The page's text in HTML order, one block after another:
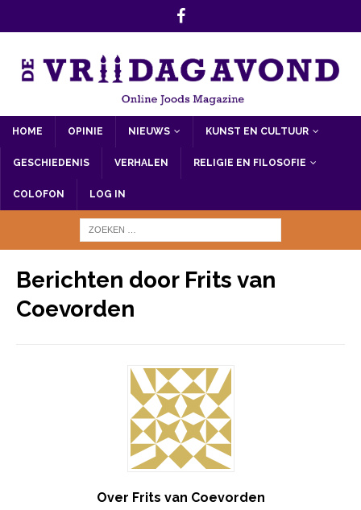
HOME OPINIE NIEUWS KUNST EN CULTUUR
GESCHIEDENIS VERHALEN RELIGIE EN FILOSOFIE
COLOFON LOG IN
Berichten door Frits van
Coevorden
Over Frits van Coevorden